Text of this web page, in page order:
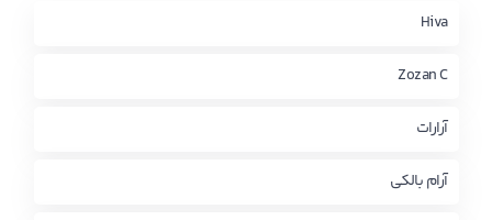
چاو من
Hiva
Zozan C
آرارات
آرام بالکی